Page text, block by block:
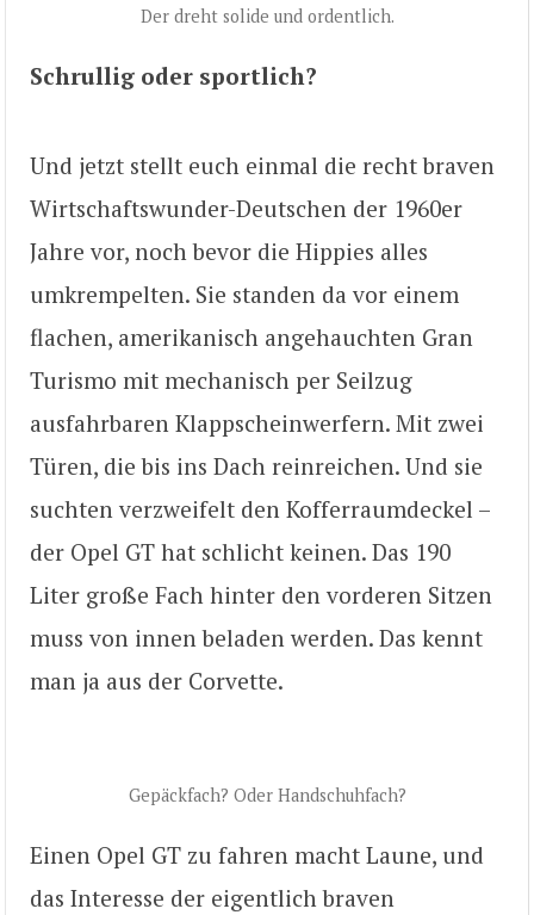
Der dreht solide und ordentlich.
Schrullig oder sportlich?
Und jetzt stellt euch einmal die recht braven
Wirtschaftswunder-Deutschen der 1960er
Jahre vor, noch bevor die Hippies alles
umkrempelten. Sie standen da vor einem
flachen, amerikanisch angehauchten Gran
Turismo mit mechanisch per Seilzug
ausfahrbaren Klappscheinwerfern. Mit zwei
Türen, die bis ins Dach reinreichen. Und sie
suchten verzweifelt den Kofferraumdeckel –
der Opel GT hat schlicht keinen. Das 190
Liter große Fach hinter den vorderen Sitzen
muss von innen beladen werden. Das kennt
man ja aus der Corvette.
Gepäckfach? Oder Handschuhfach?
Einen Opel GT zu fahren macht Laune, und
das Interesse der eigentlich braven